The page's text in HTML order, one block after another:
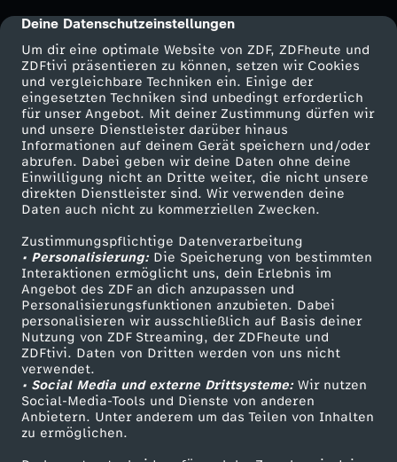
cmp-dialog-description
Deine Datenschutzeinstellungen
Um dir eine optimale Website von ZDF, ZDFheute und
ZDFtivi präsentieren zu können, setzen wir Cookies
und vergleichbare Techniken ein. Einige der
eingesetzten Techniken sind unbedingt erforderlich
für unser Angebot. Mit deiner Zustimmung dürfen wir
und unsere Dienstleister darüber hinaus
Informationen auf deinem Gerät speichern und/oder
abrufen. Dabei geben wir deine Daten ohne deine
Einwilligung nicht an Dritte weiter, die nicht unsere
direkten Dienstleister sind. Wir verwenden deine
Daten auch nicht zu kommerziellen Zwecken.
Zustimmungspflichtige Datenverarbeitung
• Personalisierung:Die Speicherung von bestimmten
Interaktionen ermöglicht uns, dein Erlebnis im
Angebot des ZDF an dich anzupassen und
Personalisierungsfunktionen anzubieten. Dabei
personalisieren wir ausschließlich auf Basis deiner
Nutzung von ZDF Streaming, der ZDFheute und
ZDFtivi. Daten von Dritten werden von uns nicht
verwendet.
• Social Media und externe Drittsysteme:Wir nutzen
Social-Media-Tools und Dienste von anderen
Anbietern. Unter anderem um das Teilen von Inhalten
zu ermöglichen.
l
l
i
o
n
e
n
g
e
s
Mehr ZDF
ZDF-Apps
Smart TV
ZDFtext
Livestreams
Sendungen A-Z
TV-Programm
Service
ZDFmitreden
Kontakt zum ZDF
Tickets
Zuschauerservice
Hilfe
ZDF Unternehmen
Karriere